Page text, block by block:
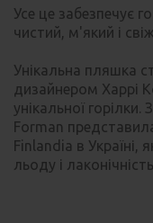
Усе це забезпечує
чистий, м'який і
Унікальна пляшка
дизайнером Харрі
унікальної
Forman
Finlandia в Україні,
льоду і